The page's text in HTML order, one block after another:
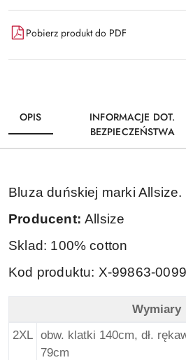
Pobierz produkt do PDF
OPIS
INFORMACJE DOT.
BEZPIECZEŃSTWA
Bluza duńskiej marki
Producent: Allsize
Sklad: 100% cotton
Kod produktu: X-99863-0099
North 56Denim Duża Bluza -
Wymiary
2XL obw. klatki 140cm, dł.
79cm